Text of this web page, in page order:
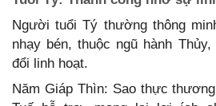
Người tuổi Tý thường thông
nhạy bén, thuộc ngũ hành
đổi linh hoạt.
Năm Giáp Thìn: Sao thực